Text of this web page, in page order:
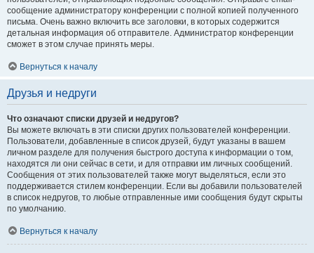
сообщение администратору конференции с полной копией полученного
письма. Очень важно включить все заголовки, в которых содержится
детальная информация об отправителе. Администратор конференции
сможет в этом случае принять меры.
Вернуться к началу
Друзья и недруги
Что означают списки друзей и недругов?
Вы можете включать в эти списки других пользователей конференции.
Пользователи, добавленные в список друзей, будут указаны в вашем
личном разделе для получения быстрого доступа к информации о том,
находятся ли они сейчас в сети, и для отправки им личных сообщений.
Сообщения от этих пользователей также могут выделяться, если это
поддерживается стилем конференции. Если вы добавили пользователей
в список недругов, то любые отправленные ими сообщения будут скрыты
по умолчанию.
Вернуться к началу